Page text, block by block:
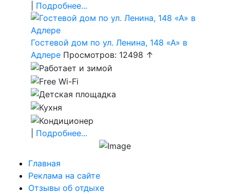
Подробнее...
Гостевой дом по ул. Ленина, 148 «А» в
Адлере Просмотров: 12498 ↑
Подробнее...
Главная
Реклама на сайте
Отзывы об отдыхе